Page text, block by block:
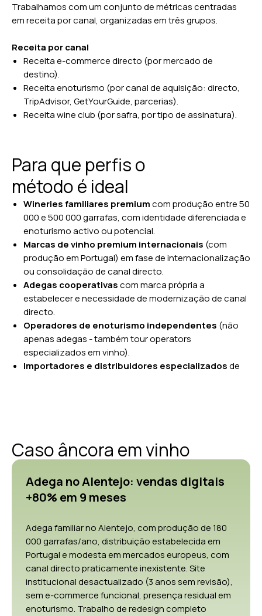
especializada.
Email: Klaviyo (preferido para e-commerce), Mailchimp,
Trabalhamos com um conjunto de métricas centradas
em receita por canal, organizadas em três grupos.
Receita por canal
Receita e-commerce directo (por mercado de
destino).
Receita enoturismo (por canal de aquisição: directo,
TripAdvisor, GetYourGuide, parcerias).
Receita wine club (por safra, por tipo de assinatura).
do cliente).
Aquisição e funil
Tráfego ao site por idioma e mercado.
Conversão e-commerce por dispositivo.
Conversão visita-ao-site → agendamento enoturismo.
Custo por aquisição (CAC) por canal.
Citações em wine media e em pesquisa generativa.
Enoturismo e fidelização
Volume de visitas mensais por tipo (prova, almoço,
evento, hospedagem).
Taxa de conversão visitante → comprador online
subsequente.
Renovação de wine club (taxa de churn anual).
NPS e sentimento qualitativo.
Para que perfis o
método é ideal
Wineries familiares premiumcom produção entre 50
000 e 500 000 garrafas, com identidade diferenciada e
enoturismo activo ou potencial.
Marcas de vinho premium internacionais (com
produção em Portugal) em fase de internacionalização
ou consolidação de canal directo.
Adegas cooperativascom marca própria a
estabelecer e necessidade de modernização de canal
directo.
Operadores de enoturismo independentes (não
apenas adegas - também tour operators
especializados em vinho).
Importadores e distribuidores especializadosde
Para que perfis o método NÃO é ideal
Em alguns casos, recomendamos não contratar. Adegas
ambição de canal directo nem de enoturismo) costumam
ser melhor servidas por agências especializadas em B2B
integrado. Adegas em fase muito inicial (sem produto
consolidado, sem identidade clarificada, sem volume
mínimo para sustentar e-commerce) costumam
beneficiar mais de consultoria estratégica pontual.
Wineries com modelo exclusivamente local (venda em
loja própria à quinta, sem ambição online) raramente
justificam retainer mensal.
Caso âncora em vinho
Adega no Alentejo: vendas digitais
+80% em 9 meses
Adega familiar no Alentejo, com produção de 180
000 garrafas/ano, distribuição estabelecida em
Portugal e modesta em mercados europeus, com
canal directo praticamente inexistente. Site
institucional desactualizado (3 anos sem revisão),
sem e-commerce funcional, presença residual em
enoturismo. Trabalho de redesign completo